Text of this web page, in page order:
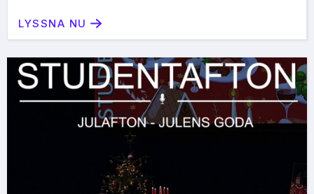
LYSSNA NU